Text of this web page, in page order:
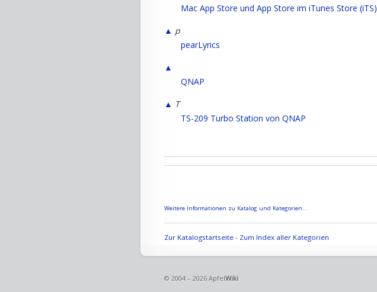
Mac App Store und App Store im iTunes Store (iTS)
▲ p
pearLyrics
▲
QNAP
▲ T
TS-209 Turbo Station von QNAP
Weitere Informationen zu Katalog und Kategorien...
Zur Katalogstartseite - Zum Index aller Kategorien
© 2004 – 2026 ApfelWiki